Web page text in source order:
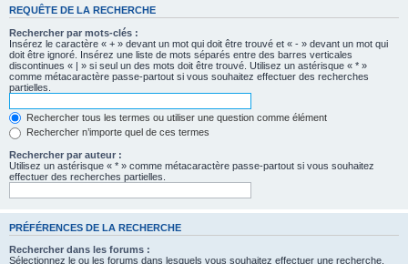
REQUÊTE DE LA RECHERCHE
Rechercher par mots-clés :
Insérez le caractère « + » devant un mot qui doit être trouvé et « - » devant un mot qui
doit être ignoré. Insérez une liste de mots séparés entre des barres verticales
discontinues « | » si seul un des mots doit être trouvé. Utilisez un astérisque « * »
comme métacaractère passe-partout si vous souhaitez effectuer des recherches
partielles.
Rechercher tous les termes ou utiliser une question comme élément
Rechercher n’importe quel de ces termes
Rechercher par auteur :
Utilisez un astérisque « * » comme métacaractère passe-partout si vous souhaitez
effectuer des recherches partielles.
PRÉFÉRENCES DE LA RECHERCHE
Rechercher dans les forums :
Sélectionnez le ou les forums dans lesquels vous souhaitez effectuer une recherche.